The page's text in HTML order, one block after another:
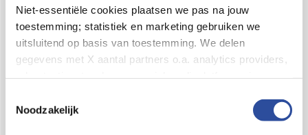
Niet-essentiële cookies plaatsen we pas na jouw
toestemming; statistiek en marketing gebruiken we
uitsluitend op basis van toestemming. We delen
gegevens met X aantal partners o.a. analytics providers,
en de bewaartermijnen per categorie. Je kunt je keuze op
Noodzakelijk
Assortiment
VolgDAop: